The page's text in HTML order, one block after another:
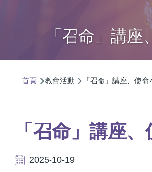
「召命」講
導
結
首頁 教會活動 「召命」講座、使命
「召命」講座、
2025-10-19